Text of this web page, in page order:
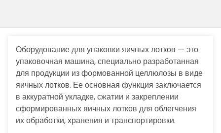
Оборудование для упаковки яичных лотков — это
упаковочная машина, специально разработанная
для продукции из формованной целлюлозы в виде
яичных лотков. Ее основная функция заключается
в аккуратной укладке, сжатии и закреплении
сформированных яичных лотков для облегчения
их обработки, хранения и транспортировки.